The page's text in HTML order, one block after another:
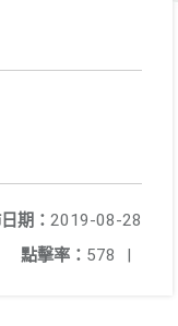
期： 2019-08-28
點擊率： 578 |